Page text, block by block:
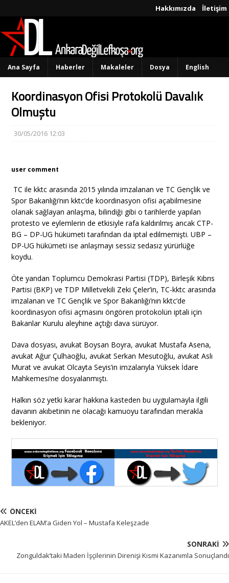
Hakkımızda İletişim
Ana Sayfa Haberler Makaleler Dosya English
Koordinasyon Ofisi Protokolü Davalık
Olmuştu
30/05/2016 12:03
user comment
TC ile kktc arasında 2015 yılında imzalanan ve TC Gençlik ve
Spor Bakanlığı’nın kktc’de koordinasyon ofisi açabilmesine
olanak sağlayan anlaşma, bilindiği gibi o tarihlerde yapılan
protesto ve eylemlerin de etkisiyle rafa kaldırılmış ancak CTP-
BG – DP-UG hükümeti tarafından da iptal edilmemişti. UBP –
DP-UG hükümeti ise anlaşmayı sessiz sedasız yürürlüğe
koydu.
Öte yandan Toplumcu Demokrasi Partisi (TDP), Birleşik Kıbrıs
Partisi (BKP) ve TDP Milletvekili Zeki Çeler’in, TC-kktc arasında
imzalanan ve TC Gençlik ve Spor Bakanlığı’nın kktc’de
koordinasyon ofisi açmasını öngören protokolün iptali için
Bakanlar Kurulu aleyhine açtığı dava sürüyor.
Dava dosyası, avukat Boysan Boyra, avukat Mustafa Asena,
avukat Ağur Çulhaoğlu, avukat Serkan Mesutoğlu, avukat Aslı
Murat ve avukat Olcayta Seyis’in imzalarıyla Yüksek İdare
Mahkemesi’ne dosyalanmıştı.
Halkın söz yetki karar hakkına kasteden bu uygulamayla ilgili
davanın akıbetinin ne olacağı kamuoyu tarafından merakla
bekleniyor.
ÖNCEKI
AKEL’den ELAM’a Giden Yol – Mustafa Keleşzade
SONRAKI
Zonguldak’taki Maden İşçilerinin Direnişi Kısmi Kazanımla Sonuçlandı